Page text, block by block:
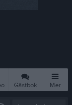
Gästbok Mer